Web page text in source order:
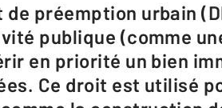
publique (comme
en priorité un bien
Ce droit est utilisé